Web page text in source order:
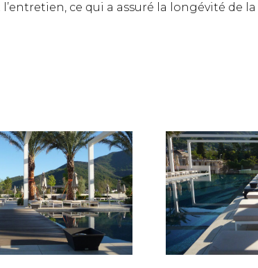
l’entretien, ce qui a assuré la longévité de la